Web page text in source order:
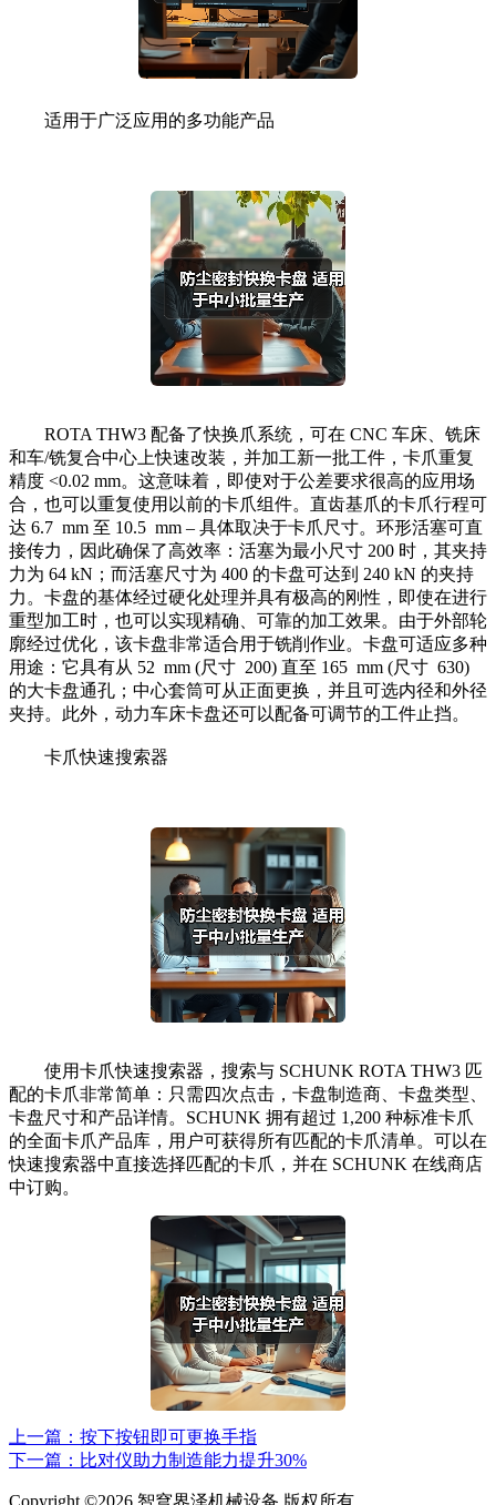
适用于广泛应用的多功能产品
ROTA THW3 配备了快换爪系统，可在 CNC 车床、铣床
和车/铣复合中心上快速改装，并加工新一批工件，卡爪重复
精度 <0.02 mm。这意味着，即使对于公差要求很高的应用场
合，也可以重复使用以前的卡爪组件。直齿基爪的卡爪行程可
达 6.7 mm 至 10.5 mm – 具体取决于卡爪尺寸。环形活塞可直
接传力，因此确保了高效率：活塞为最小尺寸 200 时，其夹持
力为 64 kN；而活塞尺寸为 400 的卡盘可达到 240 kN 的夹持
力。卡盘的基体经过硬化处理并具有极高的刚性，即使在进行
重型加工时，也可以实现精确、可靠的加工效果。由于外部轮
廓经过优化，该卡盘非常适合用于铣削作业。卡盘可适应多种
用途：它具有从 52 mm (尺寸 200) 直至 165 mm (尺寸 630)
的大卡盘通孔；中心套筒可从正面更换，并且可选内径和外径
夹持。此外，动力车床卡盘还可以配备可调节的工件止挡。
卡爪快速搜索器
使用卡爪快速搜索器，搜索与 SCHUNK ROTA THW3 匹
配的卡爪非常简单：只需四次点击，卡盘制造商、卡盘类型、
卡盘尺寸和产品详情。SCHUNK 拥有超过 1,200 种标准卡爪
的全面卡爪产品库，用户可获得所有匹配的卡爪清单。可以在
快速搜索器中直接选择匹配的卡爪，并在 SCHUNK 在线商店
中订购。
上一篇：按下按钮即可更换手指
下一篇：比对仪助力制造能力提升30%
Copyright ©2026 智穹界泽机械设备 版权所有